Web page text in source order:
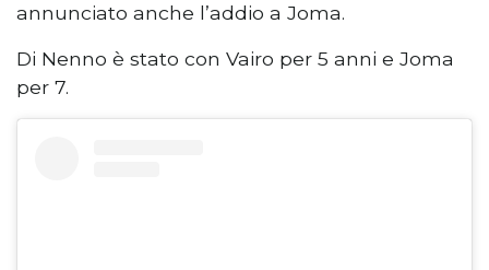
annunciato anche l’addio a Joma.
Di Nenno è stato con Vairo per 5 anni e Joma
per 7.